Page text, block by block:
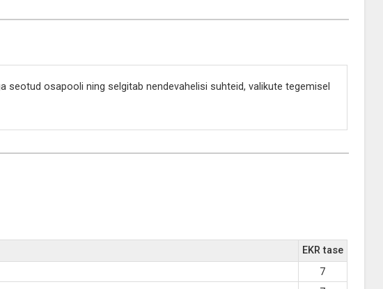
osapooli ning selgitab nendevahelisi suhteid, valikute tegemisel
EKR tase
7